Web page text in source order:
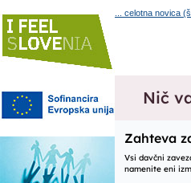
... celotna novica